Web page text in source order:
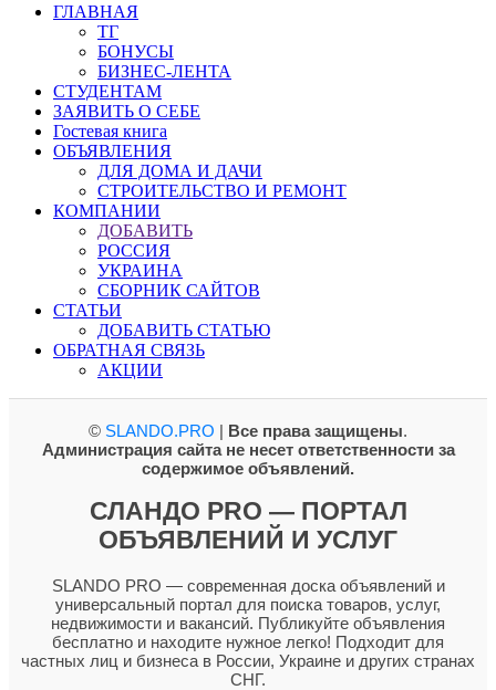
ГЛАВНАЯ
ТГ
БОНУСЫ
БИЗНЕС-ЛЕНТА
СТУДЕНТАМ
ЗАЯВИТЬ О СЕБЕ
Гостевая книга
ОБЪЯВЛЕНИЯ
ДЛЯ ДОМА И ДАЧИ
СТРОИТЕЛЬСТВО И РЕМОНТ
КОМПАНИИ
ДОБАВИТЬ
РОССИЯ
УКРАИНА
СБОРНИК САЙТОВ
СТАТЬИ
ДОБАВИТЬ СТАТЬЮ
ОБРАТНАЯ СВЯЗЬ
АКЦИИ
© SLANDO.PRO | Все права защищены.
Администрация сайта не несет ответственности за
содержимое объявлений.
СЛАНДО PRO — ПОРТАЛ
ОБЪЯВЛЕНИЙ И УСЛУГ
SLANDO PRO — современная доска объявлений и
универсальный портал для поиска товаров, услуг,
недвижимости и вакансий. Публикуйте объявления
бесплатно и находите нужное легко! Подходит для
частных лиц и бизнеса в России, Украине и других странах
СНГ.